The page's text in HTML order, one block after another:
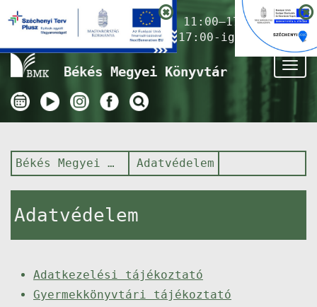
Nyitvatartás ma:11:00–17:00
(Gyermekkönyvtár 17:00-ig)
Békés Megyei Könyvtár
Békés Megyei Könyvtár Adatvédelem
Adatvédelem
Adatkezelési tájékoztató
Gyermekkönyvtári tájékoztató